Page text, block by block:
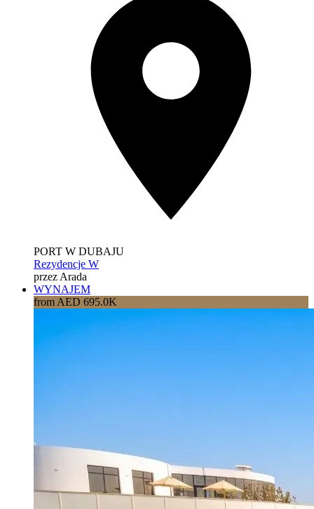
PORT W DUBAJU
Rezydencje W
przez Arada
WYNAJEM
from AED 695.0K